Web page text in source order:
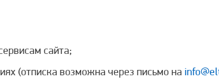
сайта;
(отписка возможна через письмо на